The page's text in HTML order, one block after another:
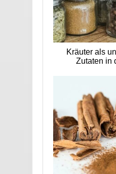
Kräuter als
Zutaten in